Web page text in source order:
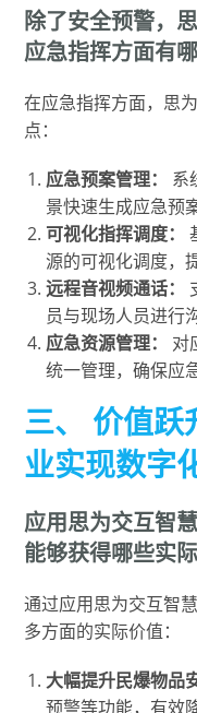
除了安全预警，
应急指挥方面有
在应急指挥方面，思
点：
应急预案管理：
系
景快速生成应急预
可视化指挥调度：
源的可视化调度，
远程音视频通话：
员与现场人员进行
应急资源管理：
对
统一管理，确保应
三、 价值跃
业实现数字
应用思为交互智
能够获得哪些实际
通过应用思为交互智
多方面的实际价值：
大幅提升民爆物品
预警等功能，有效